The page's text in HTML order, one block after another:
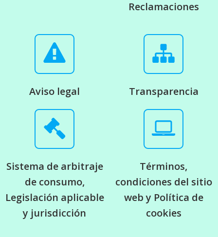
Reclamaciones
Aviso legal
Sistema de arbitraje
de consumo,
Legislación aplicable
y jurisdicción
Transparencia
Términos,
condiciones del sitio
web y Política de
cookies